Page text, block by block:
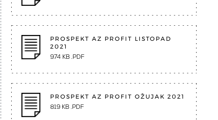
PROSPEKT AZ PROFIT LISTOPAD
2021
974 KB .PDF
PROSPEKT AZ PROFIT OŽUJAK 2021
819 KB .PDF